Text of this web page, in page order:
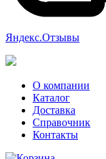
Яндекс.Отзывы
О компании
Каталог
Доставка
Справочник
Контакты